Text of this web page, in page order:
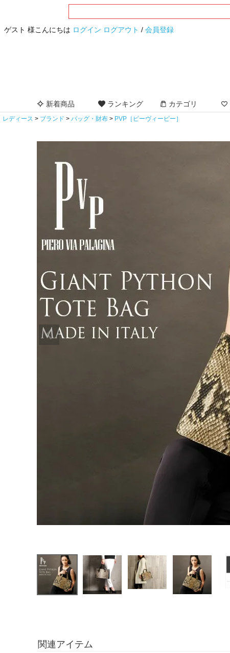
ゲスト 様こんにちは ログイン ログアウト / 会員登録
新着商品 ランキング カテゴリ
レディース ブランド バッグ・財布 PVP［ピーヴィーピー］
関連アイテム